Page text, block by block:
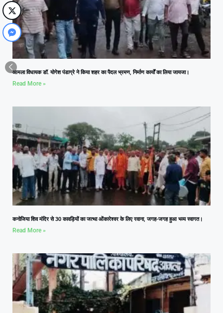
आमला विधायक डॉ. योगेश पंडाग्रे ने किया शहर का पैदल भ्रमण, निर्माण कार्यों का लिया जायजा।
Read More »
कनोजिया शिव मंदिर से 30 कावड़ियों का जत्था ओंकारेश्वर के लिए रवाना, जगह-जगह हुआ भव्य स्वागत।
Read More »